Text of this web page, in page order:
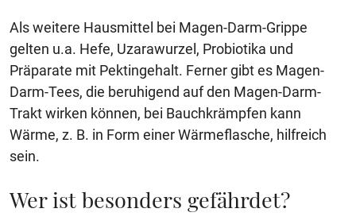
Als weitere Hausmittel bei Magen-Darm-Grippe
gelten u.a. Hefe, Uzarawurzel, Probiotika und
Präparate mit Pektingehalt. Ferner gibt es Magen-
Darm-Tees, die beruhigend auf den Magen-Darm-
Trakt wirken können, bei Bauchkrämpfen kann
Wärme, z. B. in Form einer Wärmeflasche, hilfreich
sein.
Wer ist besonders gefährdet?